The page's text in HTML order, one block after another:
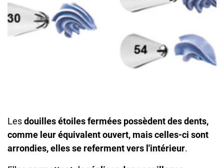
Lesdouilles étoiles fermées possèdent des dents,
comme leur équivalent ouvert, mais celles-ci sont
arrondies, elles se referment vers l'intérieur.